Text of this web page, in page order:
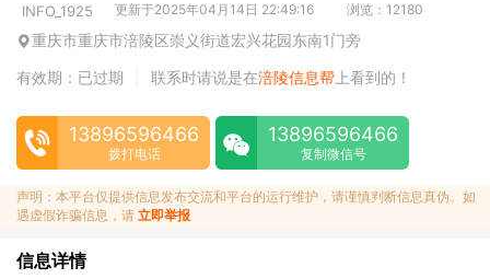
INFO_1925 更新于2025年04月14日 22:49:16 浏览：12180
重庆市重庆市涪陵区崇义街道宏兴花园东南1门旁
有效期：已过期
联系时请说是在涪陵信息帮 上看到的！
13896596466
拨打电话
13896596466
复制微信号
声明：本平台仅提供信息发布交流和平台的运行维护，请谨慎判断信息真伪。如
遇虚假诈骗信息，请 立即举报
信息详情